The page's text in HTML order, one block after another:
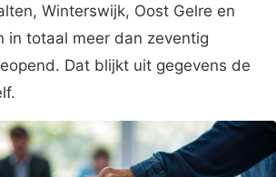
Winterswijk, Oost Gelre en
in totaal meer dan zeventig
Dat blijkt uit gegevens de